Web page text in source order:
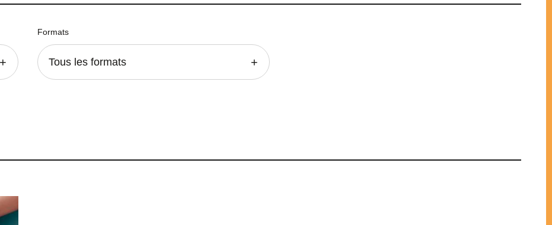
Formats
Tous les formats